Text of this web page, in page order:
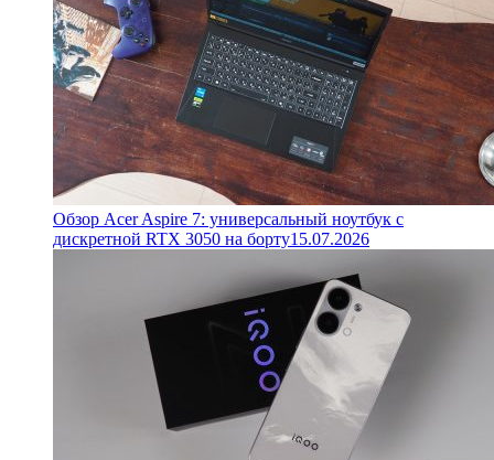
Обзор Acer Aspire 7: универсальный ноутбук с
дискретной RTX 3050 на борту15.07.2026